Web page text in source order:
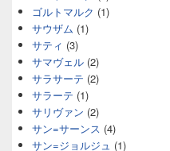
ゴルトマルク (1)
サウザム (1)
サティ (3)
サマヴェル (2)
サラサーテ (2)
サラーテ (1)
サリヴァン (2)
サン=サーンス (4)
サン=ジョルジュ (1)